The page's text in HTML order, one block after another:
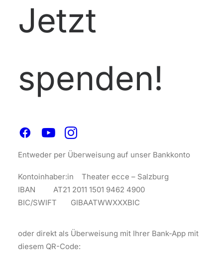
Jetzt
spenden!
Wir freuen uns über
Entweder per Überweisung auf unser Bankkonto
Kontoinhaber:in Theater ecce – Salzburg
IBAN AT21 2011 1501 9462 4900
BIC/SWIFT GIBAATWWXXXBIC
oder direkt als Überweisung mit Ihrer Bank-App mit
diesem QR-Code: